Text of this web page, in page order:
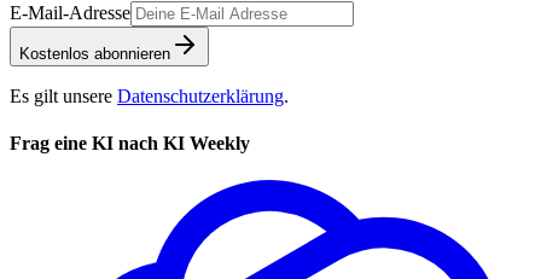
E-Mail-Adresse
Kostenlos abonnieren
Es gilt unsere Datenschutzerklärung.
Frag eine KI nach KI Weekly